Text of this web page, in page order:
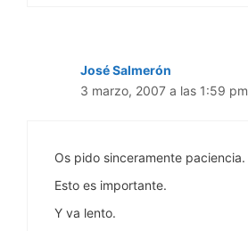
José Salmerón
3 marzo, 2007 a las 1:59 pm
Os pido sinceramente paciencia.
Esto es importante.
Y va lento.